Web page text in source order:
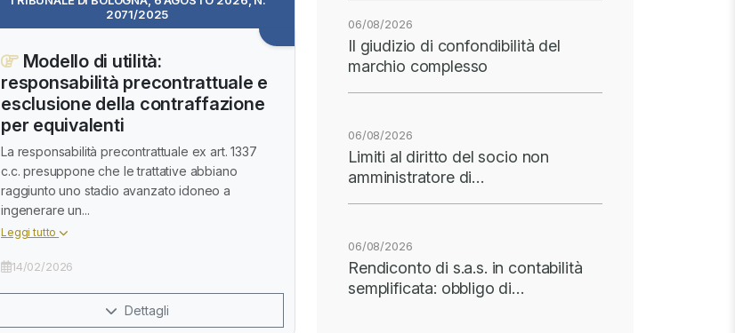
06/08/2026
Il giudizio di confondibilità del
marchio complesso
06/08/2026
Limiti al diritto del socio non
amministratore di…
06/08/2026
Rendiconto di s.a.s. in contabilità
semplificata: obbligo di…
2071/2025
Modello di utilità:
responsabilità precontrattuale e
esclusione della contraffazione
per equivalenti
La responsabilità precontrattuale ex art. 1337
c.c. presuppone che le trattative abbiano
raggiunto uno stadio avanzato idoneo a
ingenerare un...
Leggi tutto
14/02/2026
Dettagli